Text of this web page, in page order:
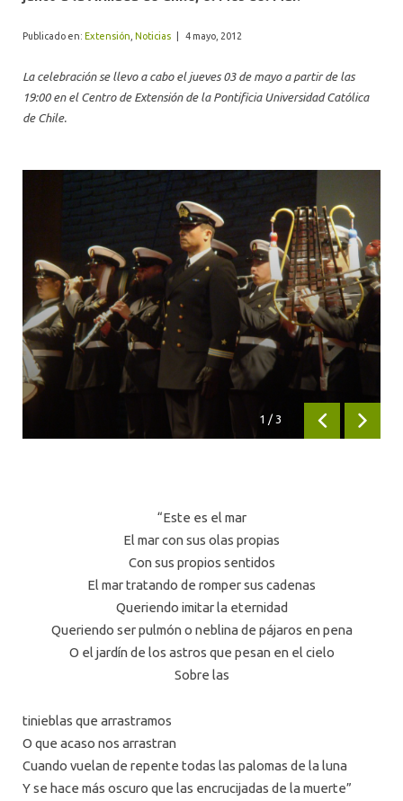
Publicado en: Extensión Noticias 4 mayo, 2012
La celebración se llevo a cabo el jueves 03 de mayo a partir de las
19:00 en el Centro de Extensión de la Pontificia Universidad Católica
de Chile.
1 / 3
Anterior
“Este es el mar
El mar con sus olas propias
Con sus propios sentidos
El mar tratando de romper sus cadenas
Queriendo imitar la eternidad
Queriendo ser pulmón o neblina de pájaros en pena
O el jardín de los astros que pesan en el cielo
Sobre las
tinieblas que arrastramos
O que acaso nos arrastran
Cuando vuelan de repente todas las palomas de la luna
Y se hace más oscuro que las encrucijadas de la muerte”